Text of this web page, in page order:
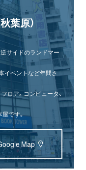
葉原）
サイドのランドマー
イベントなど年間さ
ロア。コンピュータ、
屋です。
Map